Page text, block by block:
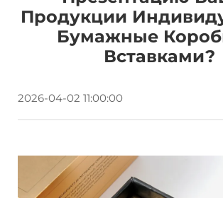
Продукции
Бумажные
Вставками?
2026-04-02 11:00:00